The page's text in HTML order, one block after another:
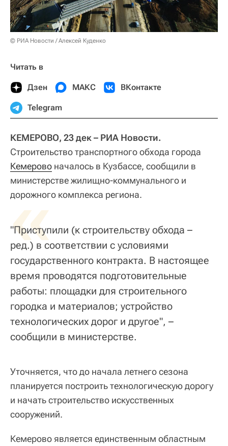
© РИА Новости / Алексей Куденко
Читать в
Дзен МАКС ВКонтакте
Telegram
КЕМЕРОВО, 23 дек – РИА Новости.
Строительство транспортного обхода города
Кемерово началось в Кузбассе, сообщили в
министерстве жилищно-коммунального и
дорожного комплекса региона.
«
"Приступили (к строительству обхода –
ред.) в соответствии с условиями
государственного контракта. В настоящее
время проводятся подготовительные
работы: площадки для строительного
городка и материалов; устройство
технологических дорог и другое", –
сообщили в министерстве.
Уточняется, что до начала летнего сезона
планируется построить технологическую дорогу
и начать строительство искусственных
сооружений.
Кемерово является единственным областным